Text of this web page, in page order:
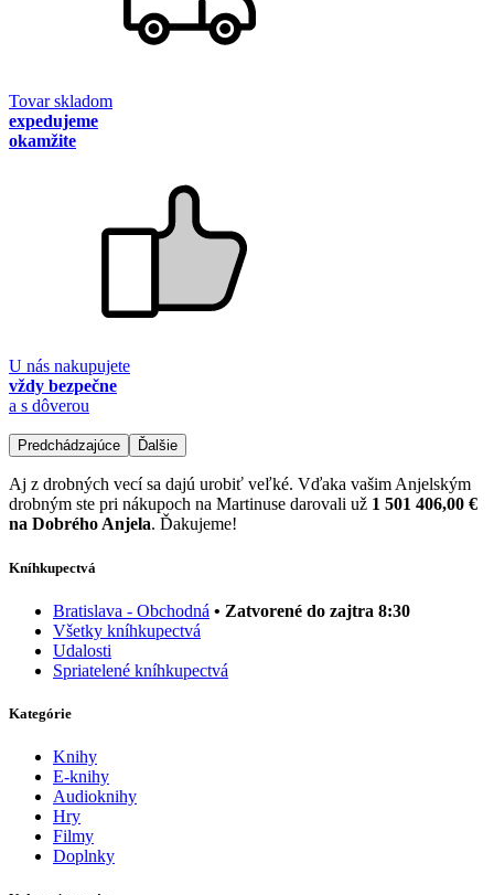
Tovar skladom
expedujeme
okamžite
U nás nakupujete
vždy bezpečne
a s dôverou
Predchádzajúce Ďalšie
Aj z drobných vecí sa dajú urobiť veľké. Vďaka vašim Anjelským
drobným ste pri nákupoch na Martinuse darovali už 1 501 406,00 €
na Dobrého Anjela. Ďakujeme!
Kníhkupectvá
Bratislava - Obchodná • Zatvorené do zajtra 8:30
Všetky kníhkupectvá
Udalosti
Spriatelené kníhkupectvá
Kategórie
Knihy
E-knihy
Audioknihy
Hry
Filmy
Doplnky